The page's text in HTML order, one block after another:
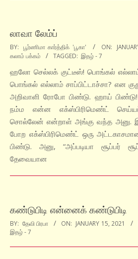
லாவா லேம்ப்
2021-
01-
15
BY: பூர்ணிமா கார்த்திக் 'பூகா' ON:
கலாம் பக்கம்
TAGGED: இதழ் - 7
ஹலோ செல்லக் குட்டீஸ்! பொங்கல் எல்லாம்
பொங்கல் எல்லாம் சாப்பிட்டாச்சா? என
அறிவாளி ரோபோ பிண்டு. ஹாய் பிண்டு!
நம்ம என்ன எக்ஸ்பிரிமெண்ட்
சொல்லேன் என்றாள் அங்கு வந்த அனு.
போற எக்ஸ்பிரிமெண்ட் ஒரு
பிண்டு. அனு, “அப்படியா சூப்பர்
தேவையான
கண்டுபிடி என்னைக் கண்டுபிடி
2021-
01-
15
BY: தேவி பிரபா ON: JANUARY 15, 2021
இதழ் - 7